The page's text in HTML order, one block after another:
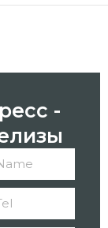
-